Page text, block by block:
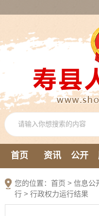
首页 资讯 公开
您的位置： 首页 > 信息公
行 > 行政权力运行结果